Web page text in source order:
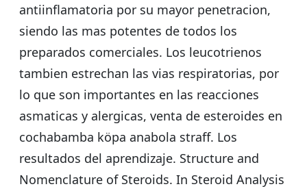
antiinflamatoria por su mayor penetracion,
siendo las mas potentes de todos los
preparados comerciales. Los leucotrienos
tambien estrechan las vias respiratorias, por
lo que son importantes en las reacciones
asmaticas y alergicas, venta de esteroides en
cochabamba köpa anabola straff. Los
resultados del aprendizaje. Structure and
Nomenclature of Steroids. In Steroid Analysis